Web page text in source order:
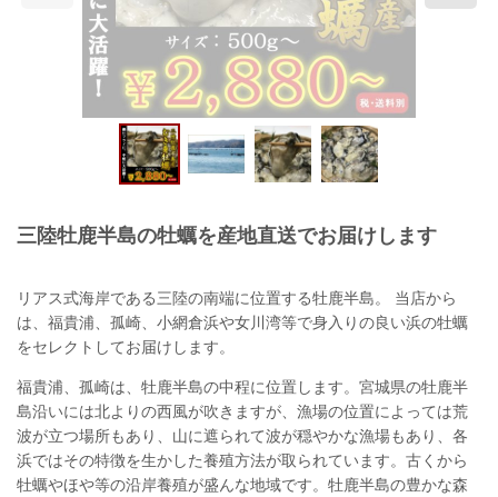
三陸牡鹿半島の牡蠣を産地直送でお届けします
リアス式海岸である三陸の南端に位置する牡鹿半島。 当店から
は、福貴浦、孤崎、小網倉浜や女川湾等で身入りの良い浜の牡蠣
をセレクトしてお届けします。
福貴浦、孤崎は、牡鹿半島の中程に位置します。宮城県の牡鹿半
島沿いには北よりの西風が吹きますが、漁場の位置によっては荒
波が立つ場所もあり、山に遮られて波が穏やかな漁場もあり、各
浜ではその特徴を生かした養殖方法が取られています。古くから
牡蠣やほや等の沿岸養殖が盛んな地域です。牡鹿半島の豊かな森